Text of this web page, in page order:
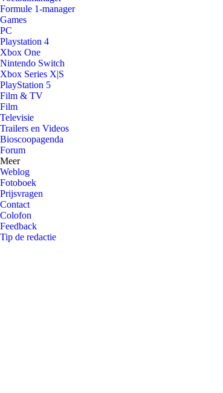
Formule 1-manager
Games
PC
Playstation 4
Xbox One
Nintendo Switch
Xbox Series X|S
PlayStation 5
Film & TV
Film
Televisie
Trailers en Videos
Bioscoopagenda
Forum
Meer
Weblog
Fotoboek
Prijsvragen
Contact
Colofon
Feedback
Tip de redactie